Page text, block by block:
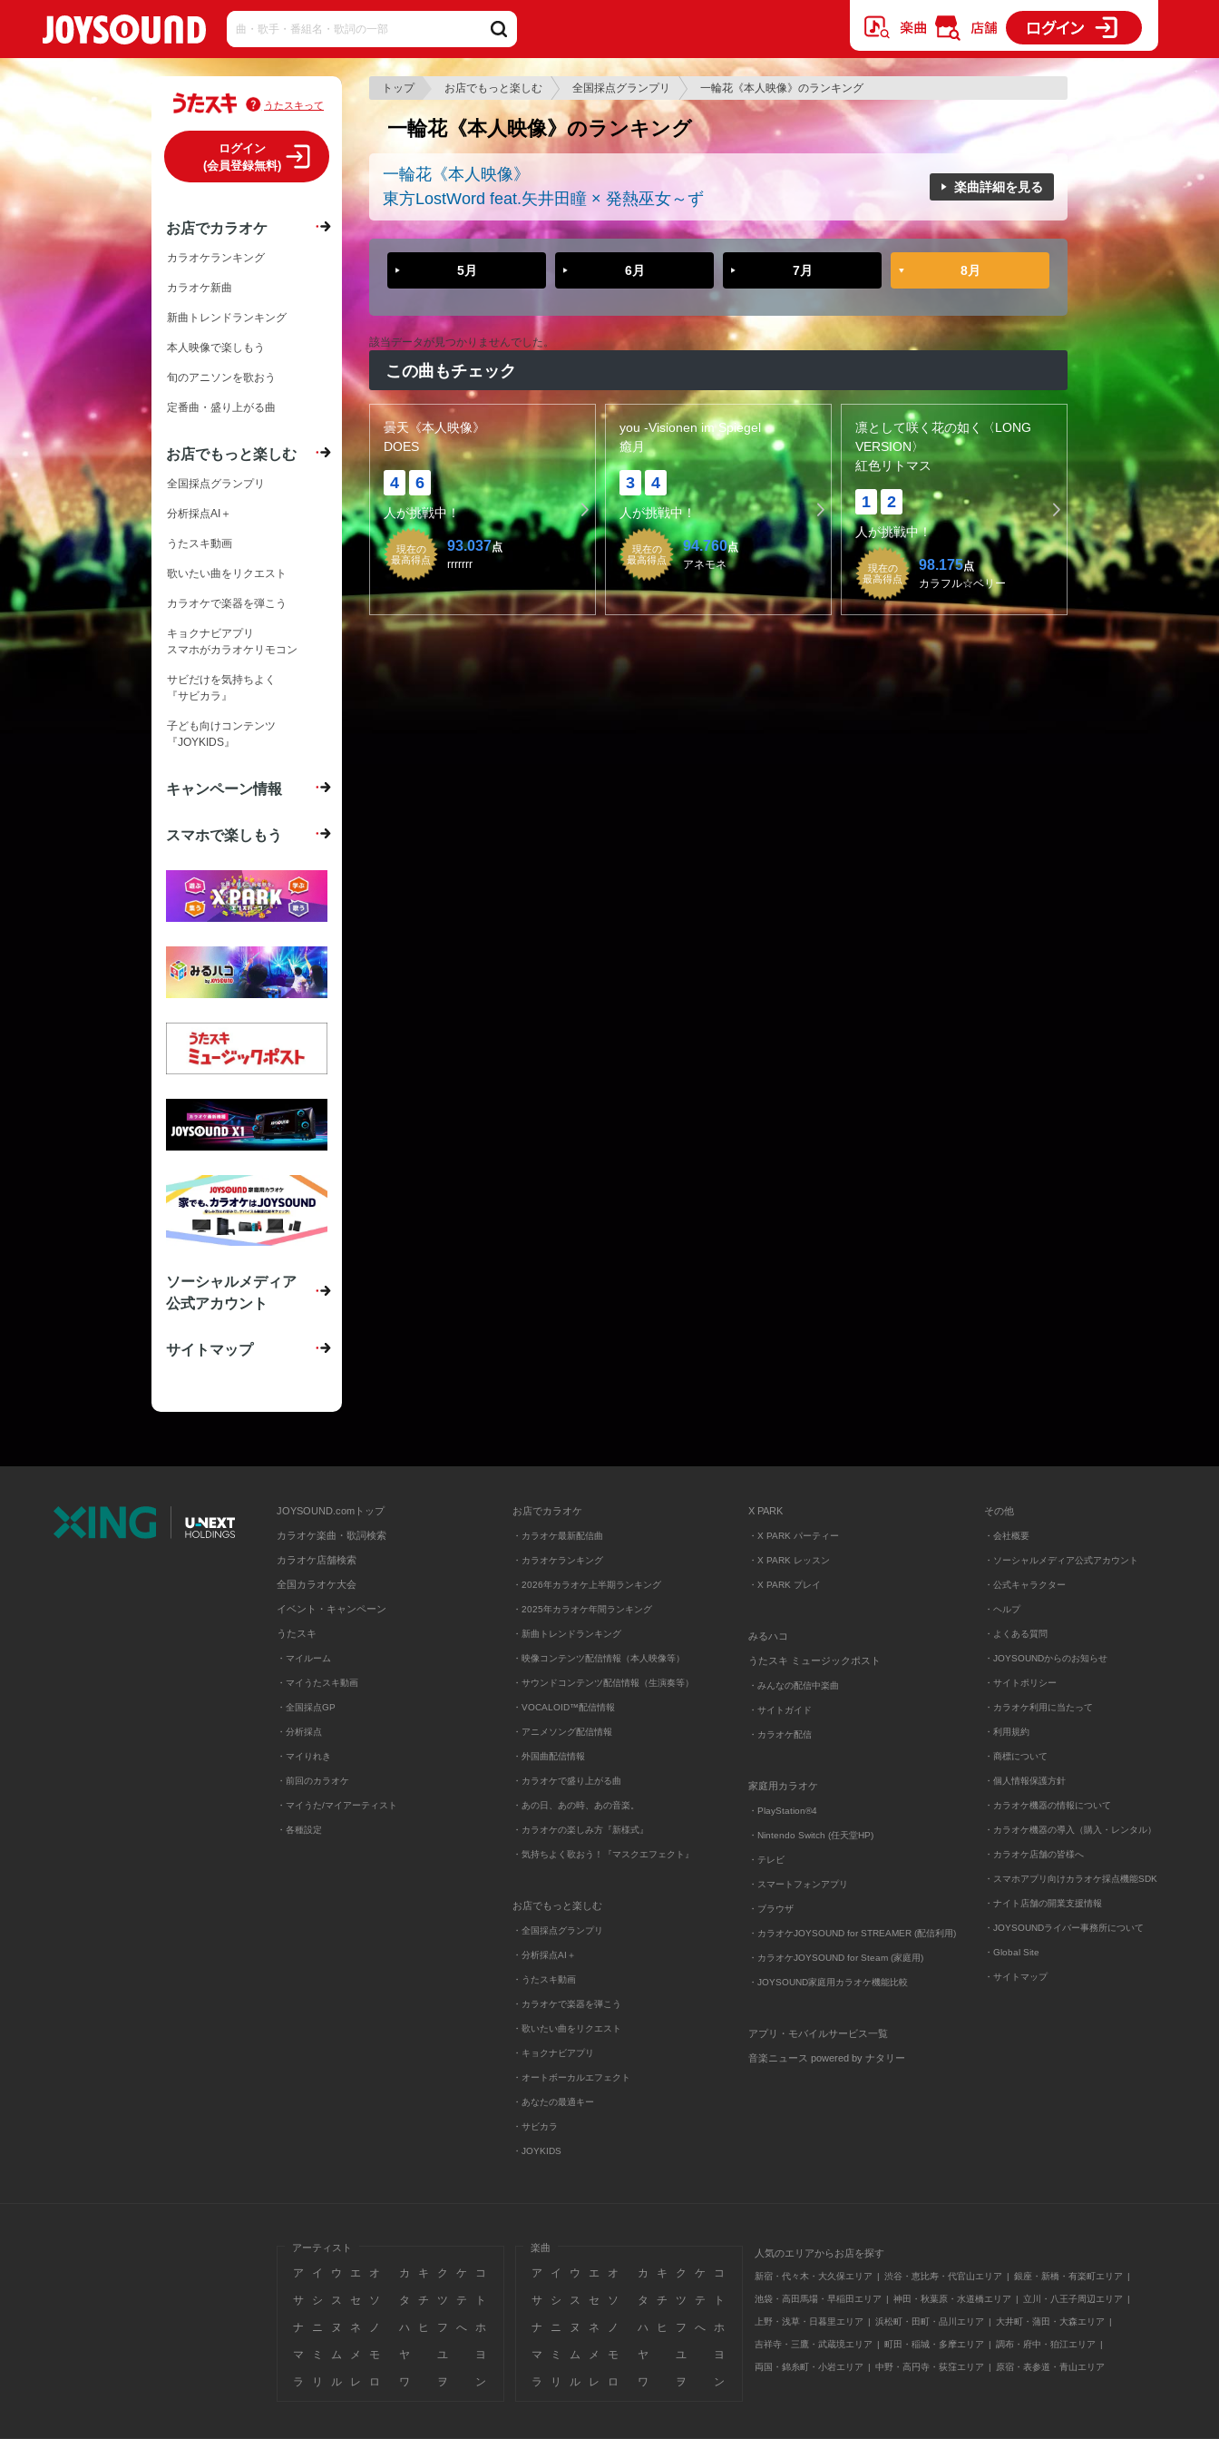
トップ お店でもっと楽しむ 全国採点グランプリ 一輪花《本人映像》のランキング
一輪花《本人映像》のランキング
一輪花《本人映像》
東方LostWord feat.矢井田瞳 × 発熱巫女～ず
楽曲詳細を見る
5月 6月 7月 8月
該当データが見つかりませんでした。
この曲もチェック
曇天《本人映像》
DOES
4 6
人が挑戦中！
現在の
最高得点
93.037点
rrrrrrr
you -Visionen im Spiegel
癒月
3 4
人が挑戦中！
現在の
最高得点
94.760点
アネモネ
凛として咲く花の如く〈LONG
VERSION〉
紅色リトマス
1 2
人が挑戦中！
現在の
最高得点
98.175点
カラフル☆ベリー
うたスキって
ログイン
(会員登録無料)
お店でカラオケ
カラオケランキング
カラオケ新曲
新曲トレンドランキング
本人映像で楽しもう
旬のアニソンを歌おう
定番曲・盛り上がる曲
お店でもっと楽しむ
全国採点グランプリ
分析採点AI＋
うたスキ動画
歌いたい曲をリクエスト
カラオケで楽器を弾こう
キョクナビアプリ
スマホがカラオケリモコン
サビだけを気持ちよく
『サビカラ』
子ども向けコンテンツ
『JOYKIDS』
キャンペーン情報
スマホで楽しもう
ソーシャルメディア
公式アカウント
サイトマップ
JOYSOUND.comトップ
カラオケ楽曲・歌詞検索
カラオケ店舗検索
全国カラオケ大会
イベント・キャンペーン
うたスキ
・マイルーム
・マイうたスキ動画
・全国採点GP
・分析採点
・マイりれき
・前回のカラオケ
・マイうた/マイアーティスト
・各種設定
お店でカラオケ
・カラオケ最新配信曲
・カラオケランキング
・2026年カラオケ上半期ランキング
・2025年カラオケ年間ランキング
・新曲トレンドランキング
・映像コンテンツ配信情報（本人映像等）
・サウンドコンテンツ配信情報（生演奏等）
・VOCALOID™配信情報
・アニメソング配信情報
・外国曲配信情報
・カラオケで盛り上がる曲
・あの日、あの時、あの音楽。
・カラオケの楽しみ方『新様式』
・気持ちよく歌おう！『マスクエフェクト』
お店でもっと楽しむ
・全国採点グランプリ
・分析採点AI＋
・うたスキ動画
・カラオケで楽器を弾こう
・歌いたい曲をリクエスト
・キョクナビアプリ
・オートボーカルエフェクト
・あなたの最適キー
・サビカラ
・JOYKIDS
X PARK
・X PARK パーティー
・X PARK レッスン
・X PARK プレイ
みるハコ
うたスキ ミュージックポスト
・みんなの配信中楽曲
・サイトガイド
・カラオケ配信
家庭用カラオケ
・PlayStation®4
・Nintendo Switch (任天堂HP)
・テレビ
・スマートフォンアプリ
・ブラウザ
・カラオケJOYSOUND for STREAMER (配信利用)
・カラオケJOYSOUND for Steam (家庭用)
・JOYSOUND家庭用カラオケ機能比較
アプリ・モバイルサービス一覧
音楽ニュース powered by ナタリー
その他
・会社概要
・ソーシャルメディア公式アカウント
・公式キャラクター
・ヘルプ
・よくある質問
・JOYSOUNDからのお知らせ
・サイトポリシー
・カラオケ利用に当たって
・利用規約
・商標について
・個人情報保護方針
・カラオケ機器の情報について
・カラオケ機器の導入（購入・レンタル）
・カラオケ店舗の皆様へ
・スマホアプリ向けカラオケ採点機能SDK
・ナイト店舗の開業支援情報
・JOYSOUNDライバー事務所について
・Global Site
・サイトマップ
アーティスト
ア イ ウ エ オ カ キ ク ケ コ
サ シ ス セ ソ タ チ ツ テ ト
ナ ニ ヌ ネ ノ ハ ヒ フ へ ホ
マ ミ ム メ モ ヤ ユ ヨ
ラ リ ル レ ロ ワ ヲ ン
楽曲
ア イ ウ エ オ カ キ ク ケ コ
サ シ ス セ ソ タ チ ツ テ ト
ナ ニ ヌ ネ ノ ハ ヒ フ へ ホ
マ ミ ム メ モ ヤ ユ ヨ
ラ リ ル レ ロ ワ ヲ ン
人気のエリアからお店を探す
新宿・代々木・大久保エリア 渋谷・恵比寿・代官山エリア 銀座・新橋・有楽町エリア
池袋・高田馬場・早稲田エリア 神田・秋葉原・水道橋エリア 立川・八王子周辺エリア
上野・浅草・日暮里エリア 浜松町・田町・品川エリア 大井町・蒲田・大森エリア
吉祥寺・三鷹・武蔵境エリア 町田・稲城・多摩エリア 調布・府中・狛江エリア
両国・錦糸町・小岩エリア 中野・高円寺・荻窪エリア 原宿・表参道・青山エリア